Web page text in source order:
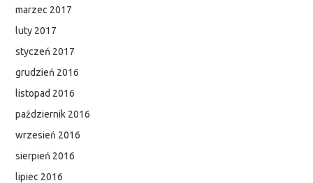
marzec 2017
luty 2017
styczeń 2017
grudzień 2016
listopad 2016
październik 2016
wrzesień 2016
sierpień 2016
lipiec 2016